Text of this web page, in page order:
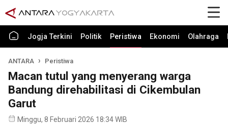
Jogja Terkini Politik Peristiwa Ekonomi Olahraga
ANTARA Peristiwa
Macan tutul yang menyerang warga
Bandung direhabilitasi di Cikembulan
Garut
Minggu, 8 Februari 2026 18:34 WIB